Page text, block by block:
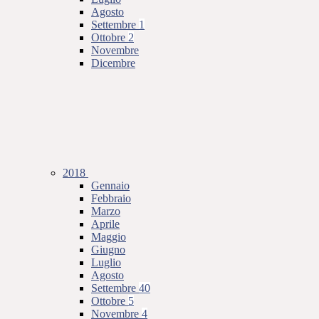
Agosto
Settembre 1
Ottobre 2
Novembre
Dicembre
2018
Gennaio
Febbraio
Marzo
Aprile
Maggio
Giugno
Luglio
Agosto
Settembre 40
Ottobre 5
Novembre 4